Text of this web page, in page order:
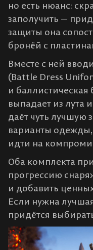
но есть нюанс:
заполучить —
защиты она
бронёй с
Вместе с ней
(Battle Dress
и баллистическая
выпадает из лута
даёт чуть
варианты одежды,
идти на
Оба комплекта
прогрессию
и добавить
Если нужна
придётся